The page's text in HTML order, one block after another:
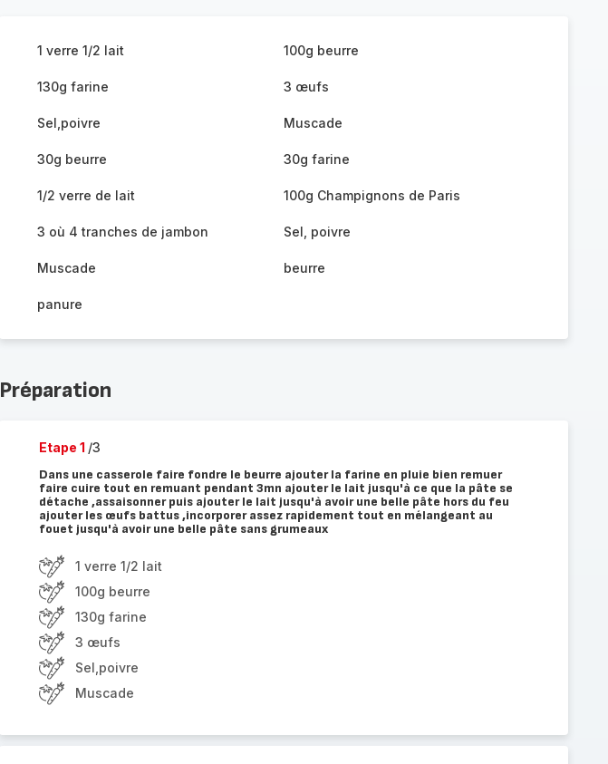
1 verre 1/2 lait 100g beurre
130g farine 3 œufs
Sel,poivre Muscade
30g beurre 30g farine
1/2 verre de lait 100g Champignons de Paris
3 où 4 tranches de jambon Sel, poivre
Muscade beurre
panure
Préparation
Etape 1 /3
Dans une casserole faire fondre le beurre ajouter la farine en pluie bien remuer
faire cuire tout en remuant pendant 3mn ajouter le lait jusqu'à ce que la pâte se
détache ,assaisonner puis ajouter le lait jusqu'à avoir une belle pâte hors du feu
ajouter les œufs battus ,incorporer assez rapidement tout en mélangeant au
fouet jusqu'à avoir une belle pâte sans grumeaux
1 verre 1/2 lait
100g beurre
130g farine
3 œufs
Sel,poivre
Muscade